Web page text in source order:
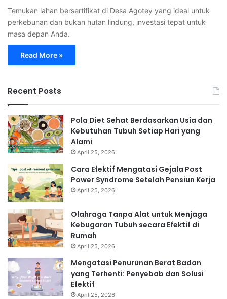
Temukan lahan bersertifikat di Desa Agotey yang ideal untuk
perkebunan dan bukan hutan lindung, investasi tepat untuk
masa depan Anda.
Read More »
Recent Posts
Pola Diet Sehat Berdasarkan Usia dan
Kebutuhan Tubuh Setiap Hari yang
Alami
April 25, 2026
Cara Efektif Mengatasi Gejala Post
Power Syndrome Setelah Pensiun Kerja
April 25, 2026
Olahraga Tanpa Alat untuk Menjaga
Kebugaran Tubuh secara Efektif di
Rumah
April 25, 2026
Mengatasi Penurunan Berat Badan
yang Terhenti: Penyebab dan Solusi
Efektif
April 25, 2026